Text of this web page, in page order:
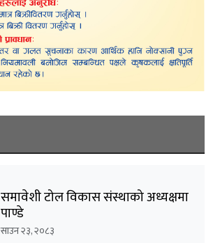
समावेशी टोल विकास संस्थाको अध्यक्षमा
पाण्डे
साउन २३, २०८३